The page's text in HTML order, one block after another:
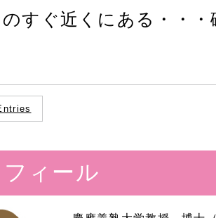
すぐ近くにある・・
ィール